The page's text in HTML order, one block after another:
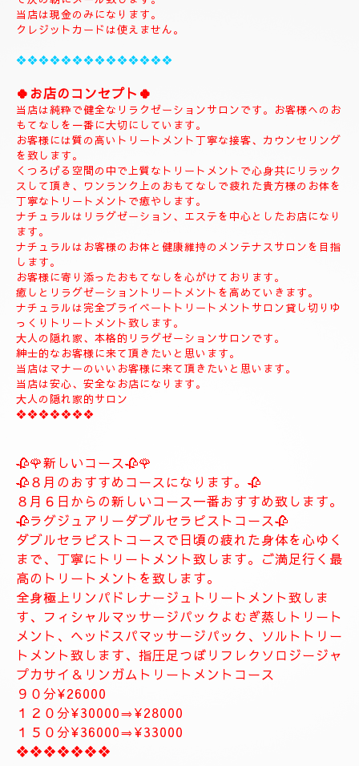
お電話のお客様はご予約のみ対応致します。
SMSでもご予約可能でございます。
📱ご新規様のご予約はお電話にてお願い致しす。📱
(お客様当店は現金のみになります。)
📱初めての方はお電話お願い致します。📱
(ご新規様)
◆お名前
◆希望コース
◆希望のお時間
📱😊ご予約のお客様のみ24時間SMSご予約可能でございます。
お名前、希望コース、希望お時間を必ず入れてメールください。
お客様、SMSのご予約、お問い合わせの遅いお時間のメールは全
て次の朝にメール致します。
当店は現金のみになります。
クレジットカードは使えません。
❖❖❖❖❖❖❖❖❖❖❖❖❖❖
🍀お店のコンセプト🍀
当店は純粋で健全なリラクゼーションサロンです。お客様へのお
もてなしを一番に大切にしています。
お客様には質の高いトリートメント丁寧な接客、カウンセリング
を致します。
くつろげる空間の中で上質なトリートメントで心身共にリラック
スして頂き、ワンランク上のおもてなしで疲れた貴方様のお体を
丁寧なトリートメントで癒やします。
ナチュラルはお客様のお体と健康維持のメンテナスサロンを目指
します。
お客様に寄り添ったおもてなしを心がけております。
癒しとリラグゼーショントリートメントを高めていきます。
ナチュラルは完全プライベートトリートメントサロン貸し切りゆ
っくりトリートメント致します。
大人の隠れ家、本格的リラグゼーションサロンです。
紳士的なお客様に来て頂きたいと思います。
当店はマナーのいいお客様に来て頂きたいと思います。
当店は安心、安全なお店になります。
大人の隠れ家的サロン
❖❖❖❖❖❖❖
🥀🌹新しいコース🥀🌹
🥀８月のおすすめコースになります。🥀
８月６日からの新しいコース一番おすすめ致します。
🥀ラグジュアリーダブルセラピストコース🥀
ダブルセラピストコースで日頃の疲れた身体を心ゆく